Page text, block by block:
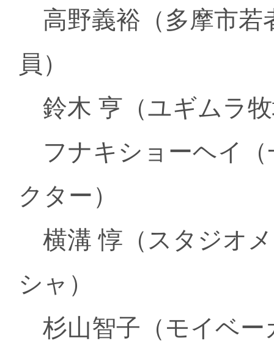
高野義裕（多摩市若
員）
鈴木 亨（ユギムラ
フナキショーヘイ（
クター）
横溝 惇（スタジオ
シャ）
杉山智子（モイベー